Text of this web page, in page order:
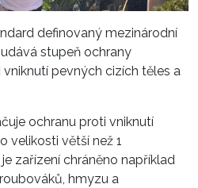
definovaný mezinárodní
stupeň ochrany
pevných cizích těles a
ochranu proti vniknutí
velikosti větší než 1
zařízení chráněno například
hmyzu a